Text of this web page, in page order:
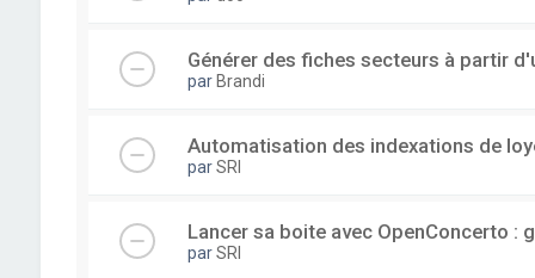
Générer des fiches secteurs à partir
par Brandi
Automatisation des indexations de
parSRI
Lancer sa boite avec OpenConcerto :
parSRI